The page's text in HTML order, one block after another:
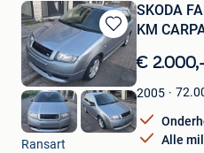
Bewaren
in
Mijn
Favorieten
SKODA
KM
€ 2.000,-
2005
Alle
Keny
Ransart